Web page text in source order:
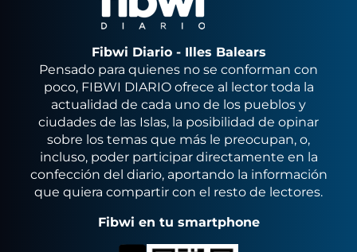
Fibwi Diario - Illes Balears
Pensado para quienes no se conforman con
poco, FIBWI DIARIO ofrece al lector toda la
actualidad de cada uno de los pueblos y
ciudades de las Islas, la posibilidad de opinar
sobre los temas que más le preocupan, o,
incluso, poder participar directamente en la
confección del diario, aportando la información
que quiera compartir con el resto de lectores.
Fibwi en tu smartphone